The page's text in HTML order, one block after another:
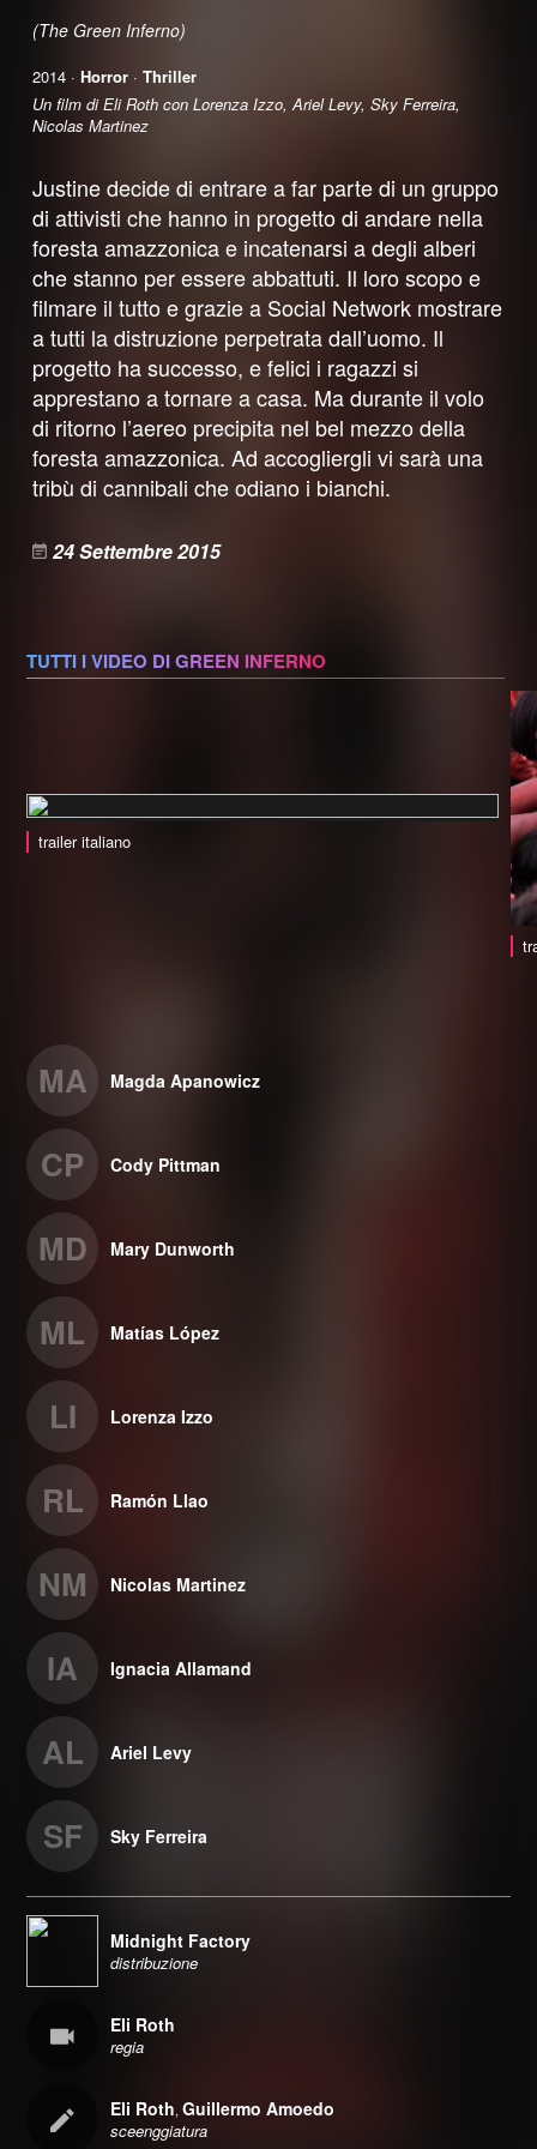
(The Green Inferno)
2014 · Horror· Thriller
Un film di Eli Roth con Lorenza Izzo, Ariel Levy, Sky Ferreira,
Nicolas Martinez
Justine decide di entrare a far parte di un gruppo
di attivisti che hanno in progetto di andare nella
foresta amazzonica e incatenarsi a degli alberi
che stanno per essere abbattuti. Il loro scopo e
filmare il tutto e grazie a Social Network mostrare
a tutti la distruzione perpetrata dall’uomo. Il
progetto ha successo, e felici i ragazzi si
apprestano a tornare a casa. Ma durante il volo
di ritorno l’aereo precipita nel bel mezzo della
foresta amazzonica. Ad accogliergli vi sarà una
tribù di cannibali che odiano i bianchi.
24 Settembre 2015
TUTTI I VIDEO DI GREEN INFERNO
trailer italiano
MA Magda Apanowicz
CP Cody Pittman
MD Mary Dunworth
ML Matías López
LI Lorenza Izzo
RL Ramón Llao
NM Nicolas Martinez
IA Ignacia Allamand
AL Ariel Levy
SF Sky Ferreira
Midnight Factory
distribuzione
Eli Roth
regia
Eli Roth,Guillermo Amoedo
sceenggiatura